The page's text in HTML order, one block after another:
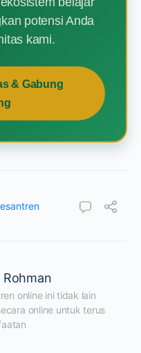
potensi Anda
kami.
& Gabung
Rohman
online ini tidak lain
online untuk terus